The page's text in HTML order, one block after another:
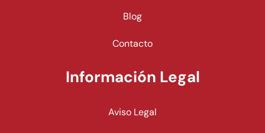
Blog
Contacto
Información Legal
Aviso Legal